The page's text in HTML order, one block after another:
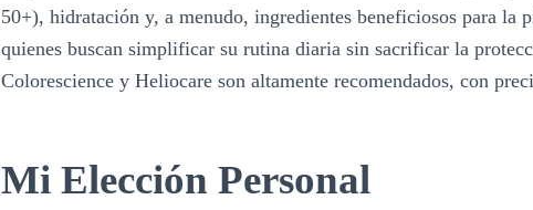
50+), hidratación y, a menudo, ingredientes beneficiosos para la
quienes buscan simplificar su rutina diaria sin sacrificar la
Colorescience y Heliocare son altamente recomendados, con
Mi Elección Personal